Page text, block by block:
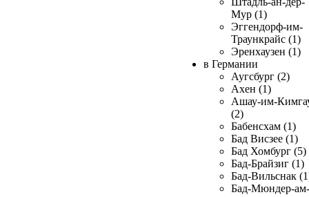
Мур (1)
Эггендорф-им-
Траункрайс (1)
Эренхаузен (1)
в Германии
Аугсбург (2)
Ахен (1)
Ашау-им-
(2)
Бабенсхам (1)
Бад Висзее (1)
Бад Хомбург (5)
Бад-Брайзиг (1)
Бад-Вильснак
Бад-Мюндер-ам-